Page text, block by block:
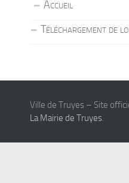
Accueil
Téléchargement de
Ville de Truyes – Site
La Mairie de Truyes.